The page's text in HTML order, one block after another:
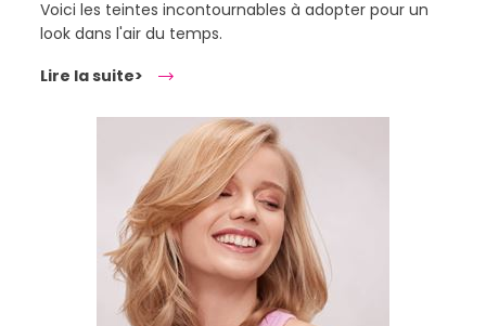
Voici les teintes incontournables à adopter pour un
look dans l'air du temps.
Lire la suite>